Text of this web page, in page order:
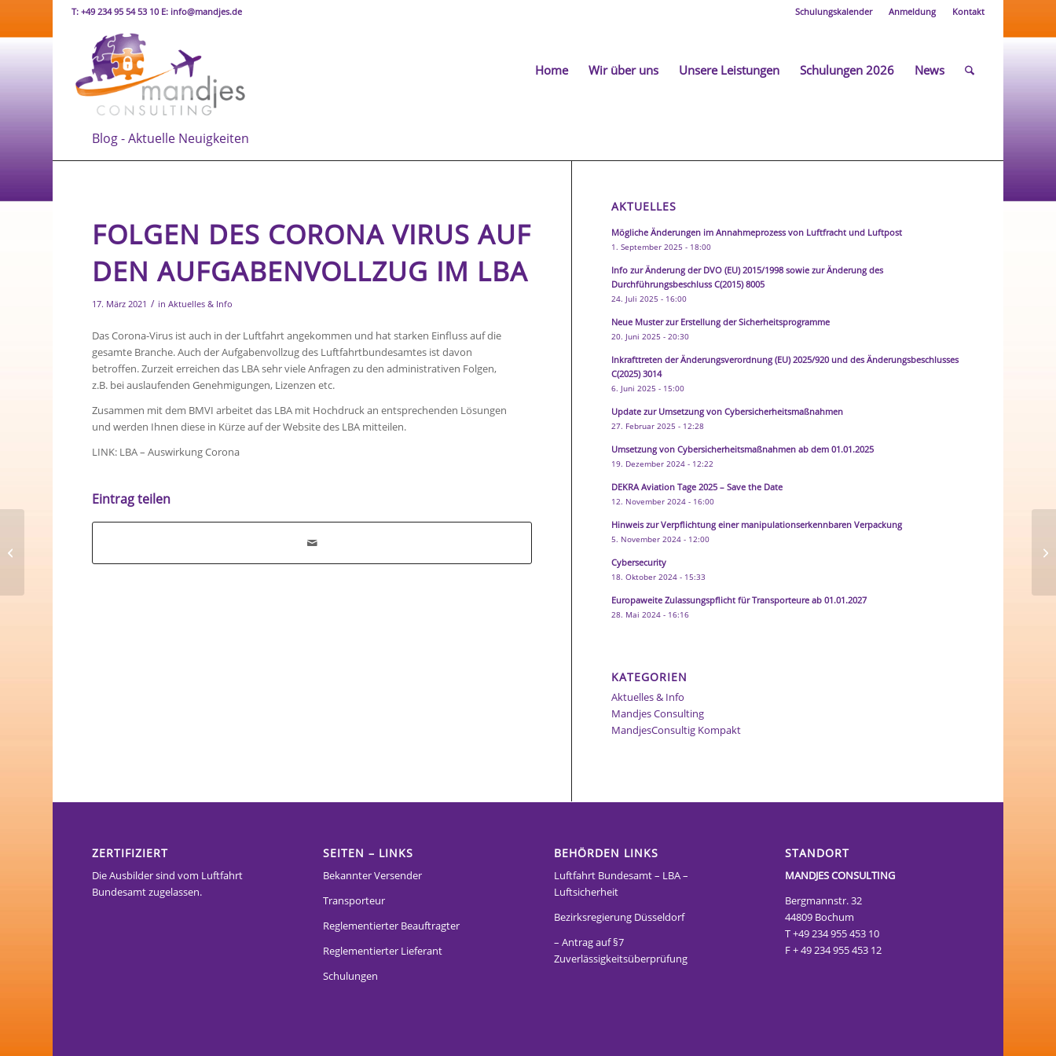
Schulungskalender Anmeldung Kontakt
T: +49 234 95 54 53 10 E: info@mandjes.de
Home Wir über uns Unsere Leistungen Schulungen 2026 News
Blog - Aktuelle Neuigkeiten
FOLGEN DES CORONA VIRUS AUF
DEN AUFGABENVOLLZUG IM LBA
17. März 2021 / inAktuelles & Info
Das Corona-Virus ist auch in der Luftfahrt angekommen und hat starken Einfluss auf die
gesamte Branche. Auch der Aufgabenvollzug des Luftfahrtbundesamtes ist davon
betroffen. Zurzeit erreichen das LBA sehr viele Anfragen zu den administrativen Folgen,
z.B. bei auslaufenden Genehmigungen, Lizenzen etc.
Zusammen mit dem BMVI arbeitet das LBA mit Hochdruck an entsprechenden Lösungen
und werden Ihnen diese in Kürze auf der Website des LBA mitteilen.
LINK: LBA – Auswirkung Corona
Eintrag teilen
AKTUELLES
Mögliche Änderungen im Annahmeprozess von Luftfracht und Luftpost
1. September 2025 - 18:00
Info zur Änderung der DVO (EU) 2015/1998 sowie zur Änderung des
Durchführungsbeschluss C(2015) 8005
24. Juli 2025 - 16:00
Neue Muster zur Erstellung der Sicherheitsprogramme
20. Juni 2025 - 20:30
Inkrafttreten der Änderungsverordnung (EU) 2025/920 und des Änderungsbeschlusses
C(2025) 3014
6. Juni 2025 - 15:00
Update zur Umsetzung von Cybersicherheitsmaßnahmen
27. Februar 2025 - 12:28
Umsetzung von Cybersicherheitsmaßnahmen ab dem 01.01.2025
19. Dezember 2024 - 12:22
DEKRA Aviation Tage 2025 – Save the Date
12. November 2024 - 16:00
Hinweis zur Verpflichtung einer manipulationserkennbaren Verpackung
5. November 2024 - 12:00
Cybersecurity
18. Oktober 2024 - 15:33
Europaweite Zulassungspflicht für Transporteure ab 01.01.2027
28. Mai 2024 - 16:16
KATEGORIEN
Aktuelles & Info
Mandjes Consulting
MandjesConsultig Kompakt
ZERTIFIZIERT
Die Ausbilder sind vom Luftfahrt
Bundesamt zugelassen.
SEITEN – LINKS
Bekannter Versender
Transporteur
Reglementierter Beauftragter
Reglementierter Lieferant
Schulungen
BEHÖRDEN LINKS
Luftfahrt Bundesamt – LBA –
Luftsicherheit
Bezirksregierung Düsseldorf
– Antrag auf §7
Zuverlässigkeitsüberprüfung
STANDORT
MANDJES CONSULTING
Bergmannstr. 32
44809 Bochum
T +49 234 955 453 10
F + 49 234 955 453 12
Sicherheitsbeauftragten